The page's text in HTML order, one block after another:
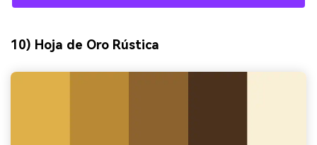
10) Hoja de Oro Rústica